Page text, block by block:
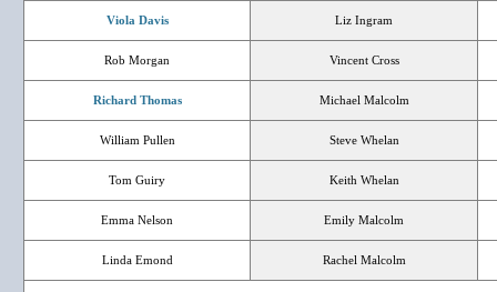
Viola Davis Liz Ingram
Rob Morgan Vincent Cross
Richard Thomas Michael Malcolm
William Pullen Steve Whelan
Tom Guiry Keith Whelan
Emma Nelson Emily Malcolm
Linda Emond Rachel Malcolm